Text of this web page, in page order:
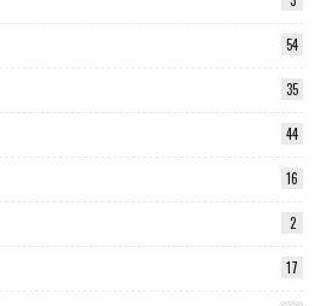
54
35
44
16
2
17